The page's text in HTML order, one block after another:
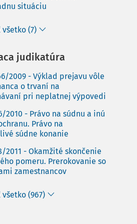
situáciu
(7)
judikatúra
2009 - Výklad prejavu vôle
o trvaní na
pri neplatnej výpovedi
2010 - Právo na súdnu a inú
Právo na
súdne konanie
2011 - Okamžité skončenie
pomeru. Prerokovanie so
zamestnancov
(967)